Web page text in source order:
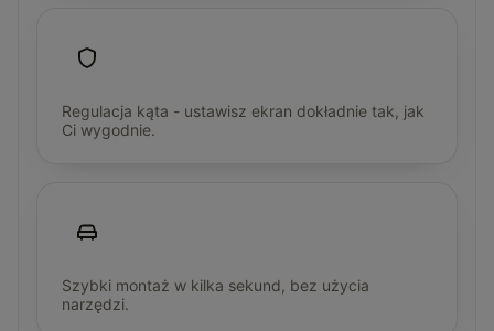
Regulacja kąta - ustawisz ekran dokładnie tak, jak
Ci wygodnie.
Szybki montaż w kilka sekund, bez użycia
narzędzi.